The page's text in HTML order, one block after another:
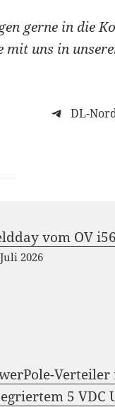
gerne in die
mit uns in
DL-
vom OV
2026
5 VDC